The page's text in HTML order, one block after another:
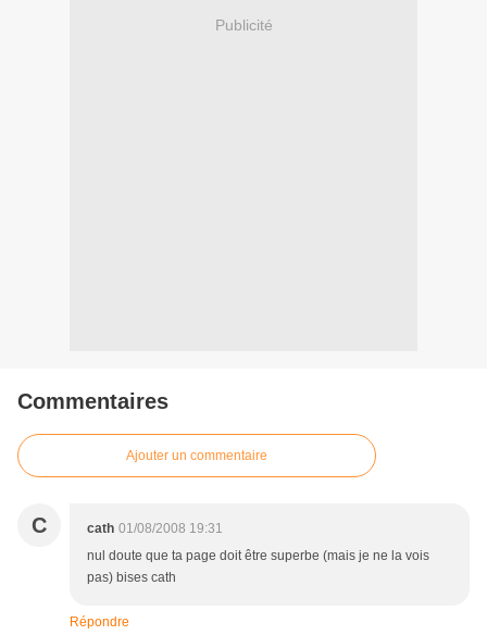
Publicité
Commentaires
Ajouter un commentaire
C cath 01/08/2008 19:31
nul doute que ta page doit être superbe (mais je ne la vois
pas) bises cath
Répondre